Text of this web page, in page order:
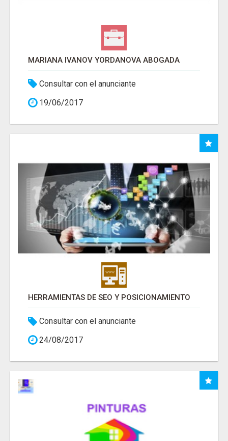
MARIANA IVANOV YORDANOVA ABOGADA
Consultar con el anunciante
19/06/2017
HERRAMIENTAS DE SEO Y POSICIONAMIENTO
Consultar con el anunciante
24/08/2017